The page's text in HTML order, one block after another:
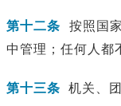
第十二条 按照国
中管理；任何人都
第十三条 机关、